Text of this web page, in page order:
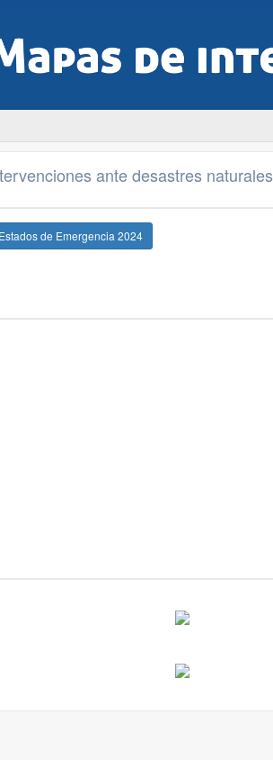
ante desastres naturales
de Emergencia 2024